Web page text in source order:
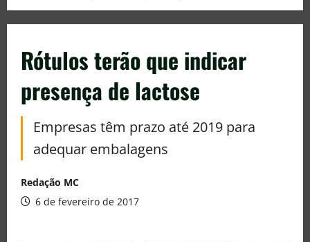
Rótulos terão que indicar
presença de lactose
Empresas têm prazo até 2019 para
adequar embalagens
Redação MC
6 de fevereiro de 2017